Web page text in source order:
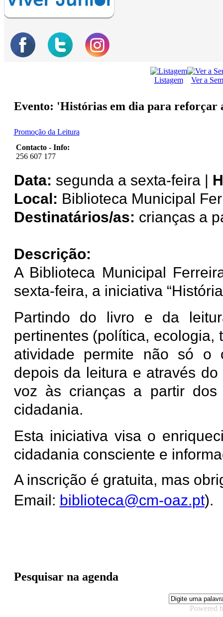
Listagem Ver a
Evento: 'Histórias em dia para reforçar
Promoção da Leitura
Contacto - Info:
256 607 177
Data: segunda a sexta-feira |
Local: Biblioteca Municipal
Destinatários/as: crianças a
Descrição:
A Biblioteca Municipal
sexta-feira, a iniciativa
Partindo do livro e da
pertinentes (política, ecologia,
atividade permite não só o
depois da leitura e através
voz às crianças a partir
cidadania.
Esta iniciativa visa o
cidadania consciente e
A inscrição é gratuita, mas
Email: biblioteca@cm-oaz.pt).
Pesquisar na agenda
Powered